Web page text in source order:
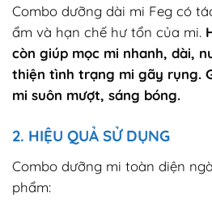
Combo dưỡng dài mi Feg có
ẩm và hạn chế hư tổn của mi.
còn giúp mọc mi nhanh, dài,
thiện tình trạng mi gãy rụng.
mi suôn mượt, sáng bóng.
2. HIỆU QUẢ SỬ DỤNG
Combo dưỡng mi toàn diện
phẩm: